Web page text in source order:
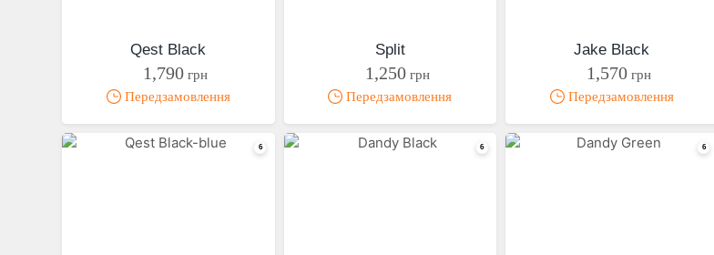
Qest Black
1,790 грн
Передзамовлення
Split
1,250грн
Передзамовлення
Jake Black
1,570 грн
Передзамовлення